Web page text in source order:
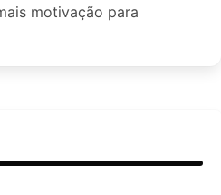
motivação para